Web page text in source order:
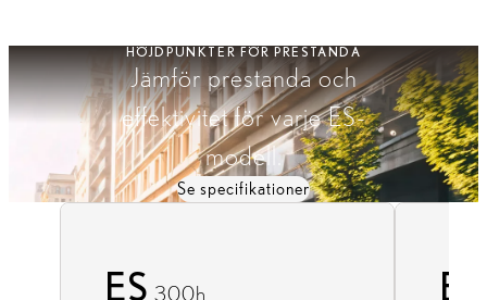
Jämför prestanda och
effektivitet för varje ES-
modell.
HÖJDPUNKTER FÖR PRESTANDA
Se specifikationer
ES 300h ES